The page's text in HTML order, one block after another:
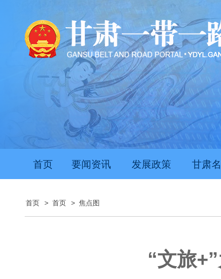
首页 要闻资讯 发展政策 甘肃
首页 > 首页 > 焦点图
“文旅